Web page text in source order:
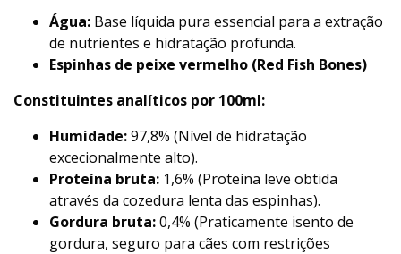
Água: Base líquida pura essencial para a extração
de nutrientes e hidratação profunda.
Espinhas de peixe vermelho (Red Fish Bones)
Constituintes analíticos por 100ml:
Humidade:97,8% (Nível de hidratação
excecionalmente alto).
Proteína bruta: 1,6% (Proteína leve obtida
através da cozedura lenta das espinhas).
Gordura bruta:0,4% (Praticamente isento de
gordura, seguro para cães com restrições